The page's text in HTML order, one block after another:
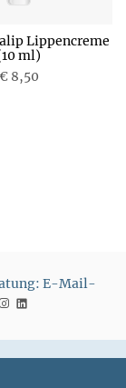
Lippencreme
ml)
€ 8,50
E-Mail-